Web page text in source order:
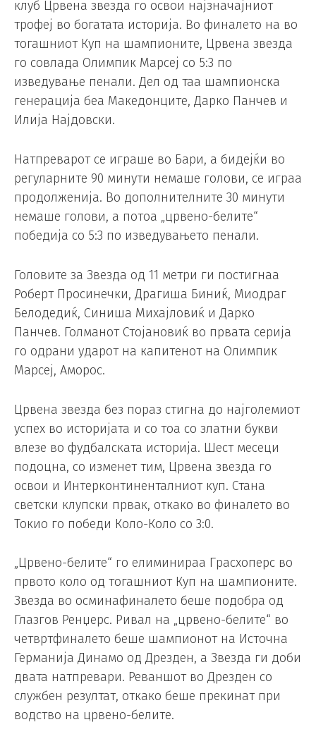
клуб Црвена звезда го освои најзначајниот
трофеј во богатата историја. Во финалето на во
тогашниот Куп на шампионите, Црвена звезда
го совлада Олимпик Марсеј со 5:3 по
изведување пенали. Дел од таа шампионска
генерација беа Македонците, Дарко Панчев и
Илија Најдовски.
Натпреварот се играше во Бари, а бидејќи во
регуларните 90 минути немаше голови, се играа
продолженија. Во дополнителните 30 минути
немаше голови, а потоа „црвено-белите“
победија со 5:3 по изведувањето пенали.
Головите за Звезда од 11 метри ги постигнаа
Роберт Просинечки, Драгиша Биниќ, Миодраг
Белодедиќ, Синиша Михајловиќ и Дарко
Панчев. Голманот Стојановиќ во првата серија
го одрани ударот на капитенот на Олимпик
Марсеј, Аморос.
Црвена звезда без пораз стигна до најголемиот
успех во историјата и со тоа со златни букви
влезе во фудбалската историја. Шест месеци
подоцна, со изменет тим, Црвена звезда го
освои и Интерконтиненталниот куп. Стана
светски клупски првак, откако во финалето во
Токио го победи Коло-Коло со 3:0.
„Црвено-белите“ го елиминираа Грасхоперс во
првото коло од тогашниот Куп на шампионите.
Звезда во осминафиналето беше подобра од
Глазгов Ренџерс. Ривал на „црвено-белите“ во
четвртфиналето беше шампионот на Источна
Германија Динамо од Дрезден, а Звезда ги доби
двата натпревари. Реваншот во Дрезден со
службен резултат, откако беше прекинат при
водство на црвено-белите.